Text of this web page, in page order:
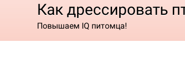
Как дрессировать
Повышаем IQ питомца!